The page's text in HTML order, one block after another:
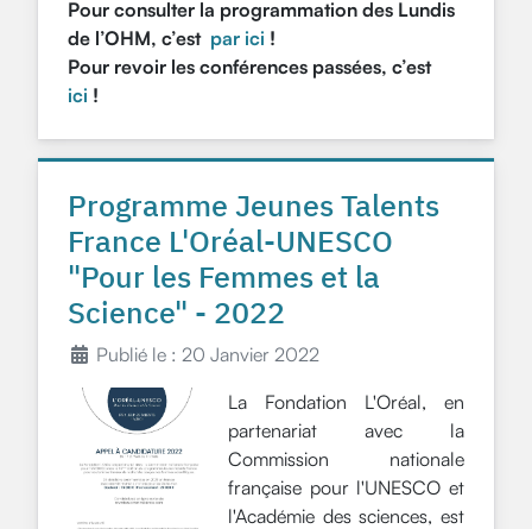
Pour consulter la programmation des Lundis
de l’OHM, c’est par ici !
Pour revoir les conférences passées, c’est
ici !
Programme Jeunes Talents
France L'Oréal-UNESCO
"Pour les Femmes et la
Science" - 2022
Publié le : 20 Janvier 2022
La Fondation L'Oréal, en
partenariat avec la
Commission nationale
française pour l'UNESCO et
l'Académie des sciences, est